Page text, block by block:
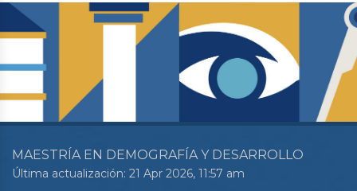
MAESTRÍA EN DEMOGRAFÍA Y DESARROLLO
Última actualización: 21 Apr 2026, 11:57 am